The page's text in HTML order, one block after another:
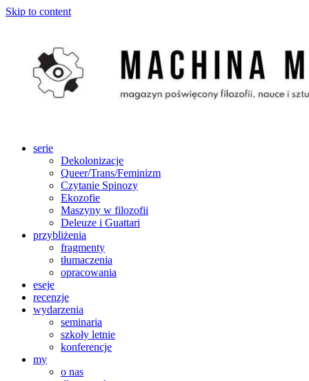
Skip to content
serie
Dekolonizacje
Queer/Trans/Feminizm
Czytanie Spinozy
Ekozofie
Maszyny w filozofii
Deleuze i Guattari
przybliżenia
fragmenty
tłumaczenia
opracowania
eseje
recenzje
wydarzenia
seminaria
szkoły letnie
konferencje
my
o nas